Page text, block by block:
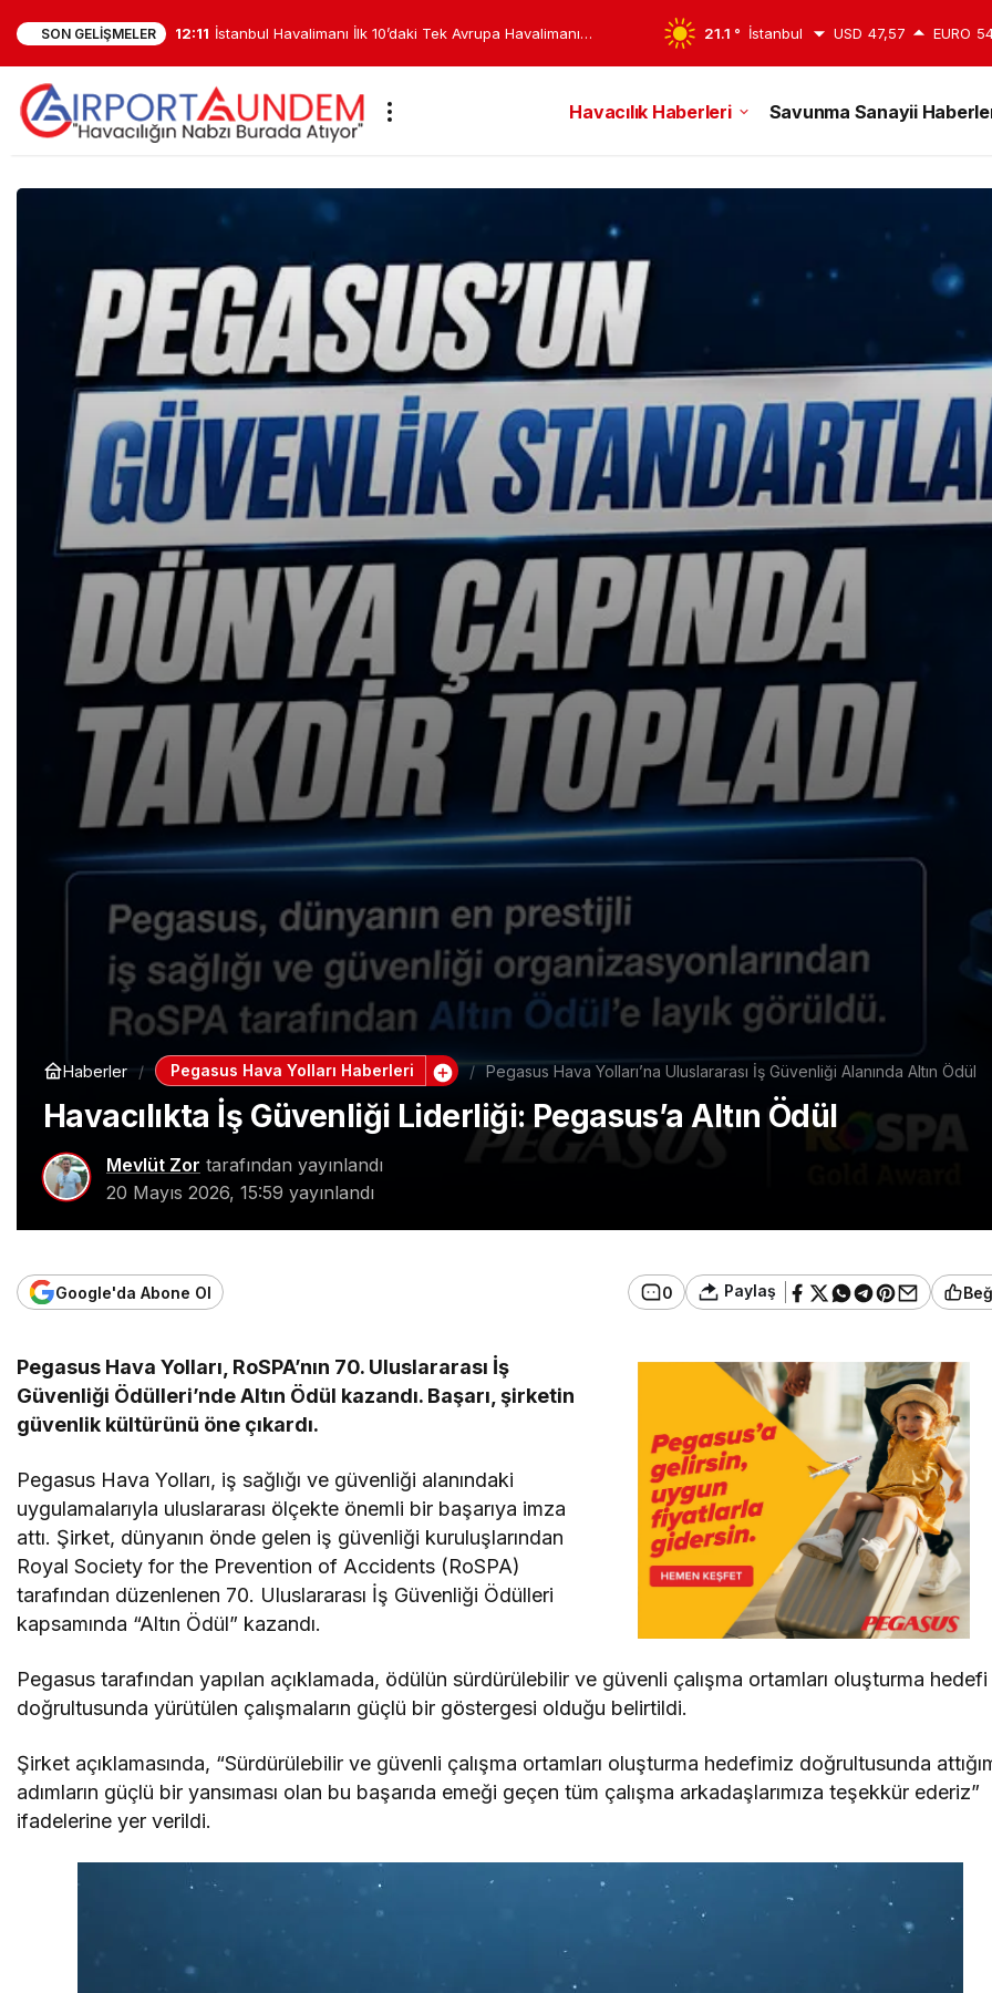
SON GELIŞMELER 11:50 TK7’de Kritik Anlar: 7700 Kodu Verildi, İstanbul’a Dönüldü 21.1 ° İstanbul USD 47,57 EURO
Havacılık Haberleri Savunma Sanayii
Haberler Pegasus Hava Yolları Haberleri Pegasus Hava Yolları’na Uluslararası İş Güvenliği Alanında Altın Ödül
Havacılıkta İş Güvenliği Liderliği: Pegasus’a Altın Ödül
Mevlüt Zor tarafından yayınlandı
20 Mayıs 2026, 15:59 yayınlandı
Google'da Abone Ol 0 Paylaş
Pegasus Hava Yolları, RoSPA’nın 70. Uluslararası İş
Güvenliği Ödülleri’nde Altın Ödül kazandı. Başarı, şirketin
güvenlik kültürünü öne çıkardı.
Pegasus Hava Yolları, iş sağlığı ve güvenliği alanındaki
uygulamalarıyla uluslararası ölçekte önemli bir başarıya imza
attı. Şirket, dünyanın önde gelen iş güvenliği kuruluşlarından
Royal Society for the Prevention of Accidents (RoSPA)
tarafından düzenlenen 70. Uluslararası İş Güvenliği Ödülleri
kapsamında “Altın Ödül” kazandı.
Pegasus tarafından yapılan açıklamada, ödülün sürdürülebilir ve güvenli çalışma ortamları oluşturma hedefi
doğrultusunda yürütülen çalışmaların güçlü bir göstergesi olduğu belirtildi.
Şirket açıklamasında, “Sürdürülebilir ve güvenli çalışma ortamları oluşturma hedefimiz doğrultusunda
adımların güçlü bir yansıması olan bu başarıda emeği geçen tüm çalışma arkadaşlarımıza teşekkür ederiz”
ifadelerine yer verildi.